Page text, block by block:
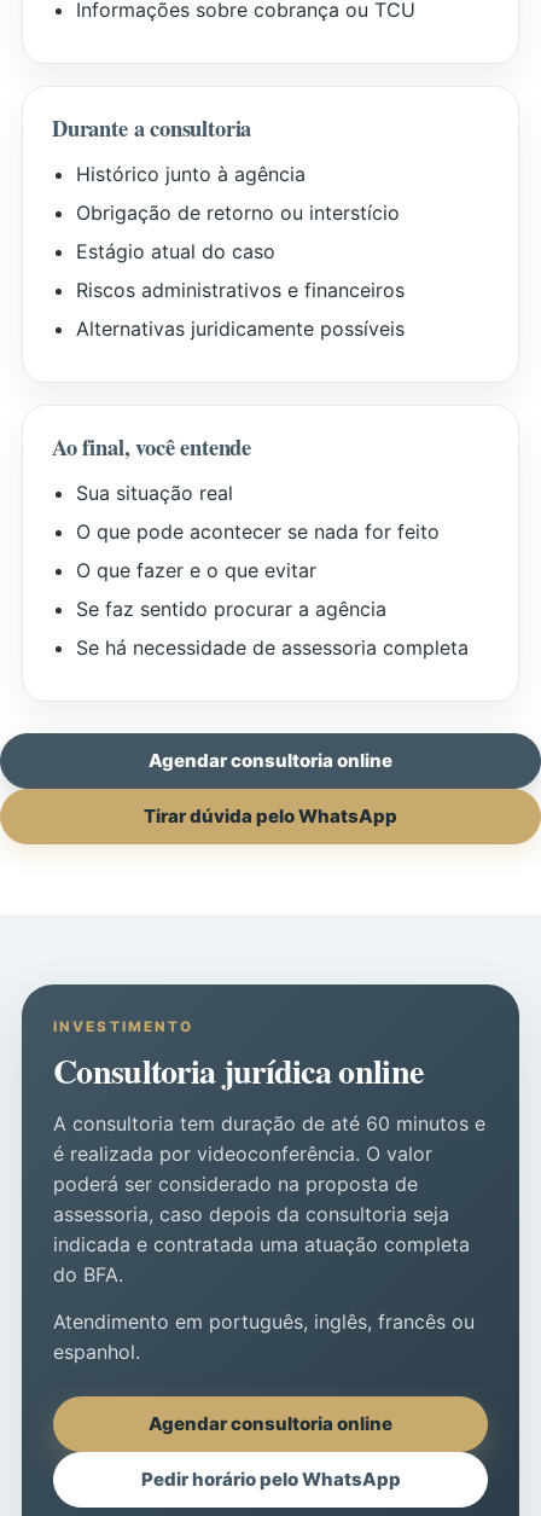
Informações sobre cobrança ou TCU
Durante a consultoria
Histórico junto à agência
Obrigação de retorno ou interstício
Estágio atual do caso
Riscos administrativos e financeiros
Alternativas juridicamente possíveis
Ao final, você entende
Sua situação real
O que pode acontecer se nada for feito
O que fazer e o que evitar
Se faz sentido procurar a agência
Se há necessidade de assessoria completa
Agendar consultoria online
Tirar dúvida pelo WhatsApp
INVESTIMENTO
Consultoria jurídica online
A consultoria tem duração de até 60 minutos e
é realizada por videoconferência. O valor
poderá ser considerado na proposta de
assessoria, caso depois da consultoria seja
indicada e contratada uma atuação completa
do BFA.
Atendimento em português, inglês, francês ou
espanhol.
Agendar consultoria online
Pedir horário pelo WhatsApp